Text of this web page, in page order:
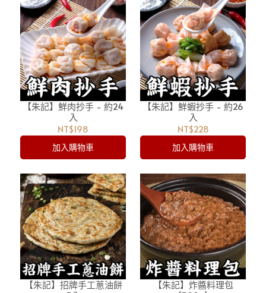
【朱記】鮮肉抄手 - 約24
入
NT$198
加入購物車
【朱記】鮮蝦抄手 - 約26
入
NT$228
加入購物車
【朱記】招牌手工蔥油餅
【朱記】炸醬料理包